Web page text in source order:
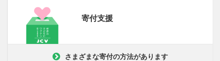
寄付支援
さまざまな寄付の方法があります